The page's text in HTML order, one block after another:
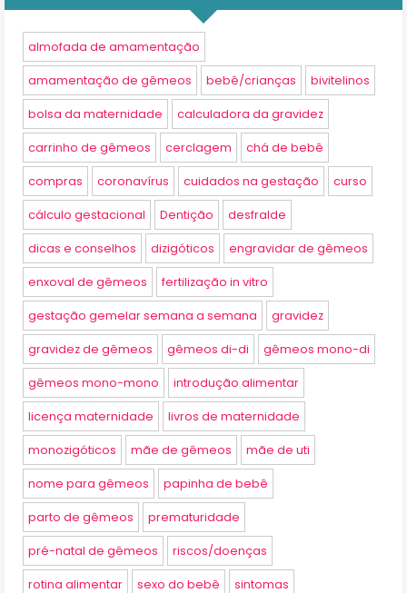
almofada de amamentação
amamentação de gêmeos bebê/crianças bivitelinos
bolsa da maternidade calculadora da gravidez
carrinho de gêmeos cerclagem chá de bebê
compras coronavírus cuidados na gestação curso
cálculo gestacional Dentição desfralde
dicas e conselhos dizigóticos engravidar de gêmeos
enxoval de gêmeos fertilização in vitro
gestação gemelar semana a semana gravidez
gravidez de gêmeos gêmeos di-di gêmeos mono-di
gêmeos mono-mono introdução alimentar
licença maternidade livros de maternidade
monozigóticos mãe de gêmeos mãe de uti
nome para gêmeos papinha de bebê
parto de gêmeos prematuridade
pré-natal de gêmeos riscos/doenças
rotina alimentar sexo do bebê sintomas